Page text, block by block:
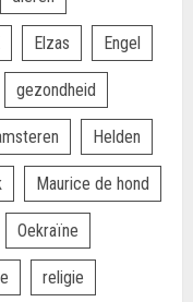
Elzas Engel
gezondheid
Helden
Maurice de hond
Oekraïne
religie